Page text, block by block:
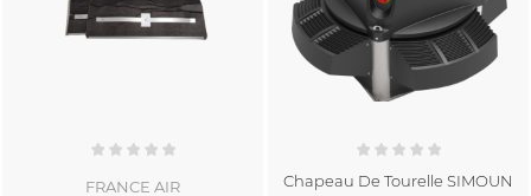
FRANCE AIR
Chapeau De Tourelle SIMOUN